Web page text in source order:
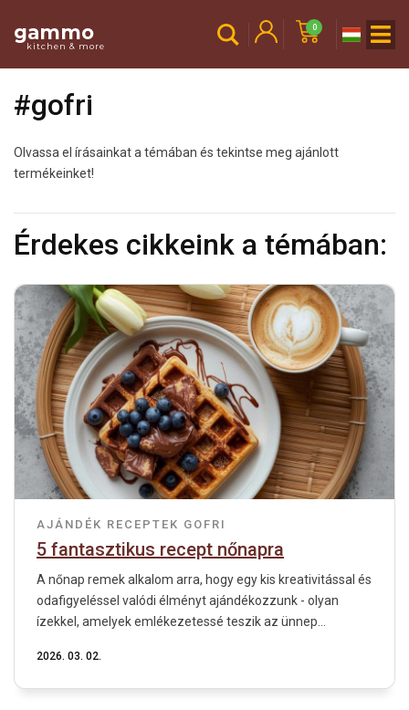
gammo
kitchen & more
0
#gofri
Olvassa el írásainkat a témában és tekintse meg ajánlott
termékeinket!
Érdekes cikkeink a témában:
AJÁNDÉK RECEPTEK GOFRI
5 fantasztikus recept nőnapra
A nőnap remek alkalom arra, hogy egy kis kreativitással és
odafigyeléssel valódi élményt ajándékozzunk - olyan
ízekkel, amelyek emlékezetessé teszik az ünnep...
2026. 03. 02.